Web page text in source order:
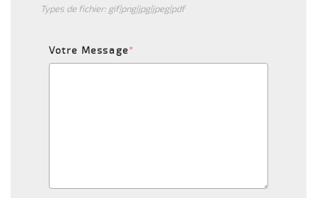
Types de fichier: gif|png|jpg|jpeg|pdf
Votre Message*